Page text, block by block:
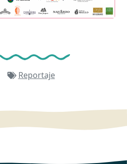
Reportaje